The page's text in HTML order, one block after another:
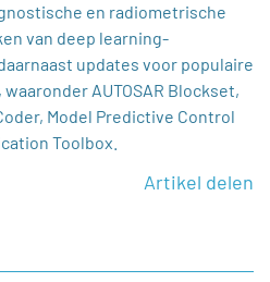
en radiometrische
van deep learning-
updates voor populaire
AUTOSAR Blockset,
Model Predictive Control
Toolbox.
Artikel delen